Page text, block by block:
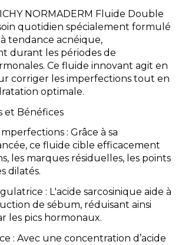
NORMADERM Fluide Double
quotidien spécialement formulé
tendance acnéique,
durant les périodes de
Ce fluide innovant agit en
corriger les imperfections tout en
optimale.
et Bénéfices
: Grâce à sa
ce fluide cible efficacement
les marques résiduelles, les points
dilatés.
: L'acide sarcosinique aide à
de sébum, réduisant ainsi
les pics hormonaux.
: Avec une concentration d’acide